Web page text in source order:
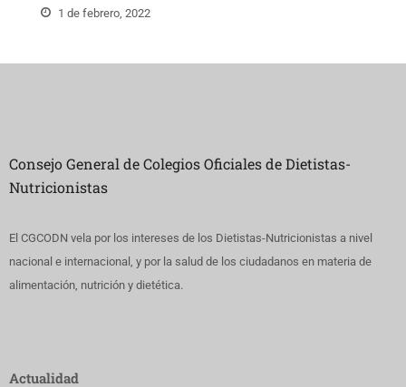
1 de febrero, 2022
Consejo General de Colegios Oficiales de Dietistas-
Nutricionistas
El CGCODN vela por los intereses de los Dietistas-Nutricionistas a nivel
nacional e internacional, y por la salud de los ciudadanos en materia de
alimentación, nutrición y dietética.
Actualidad